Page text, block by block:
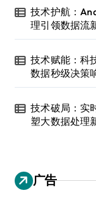
技术护航：
理引领数据流
技术赋能：科
数据秒级决策
技术破局：实
塑大数据处理
广告